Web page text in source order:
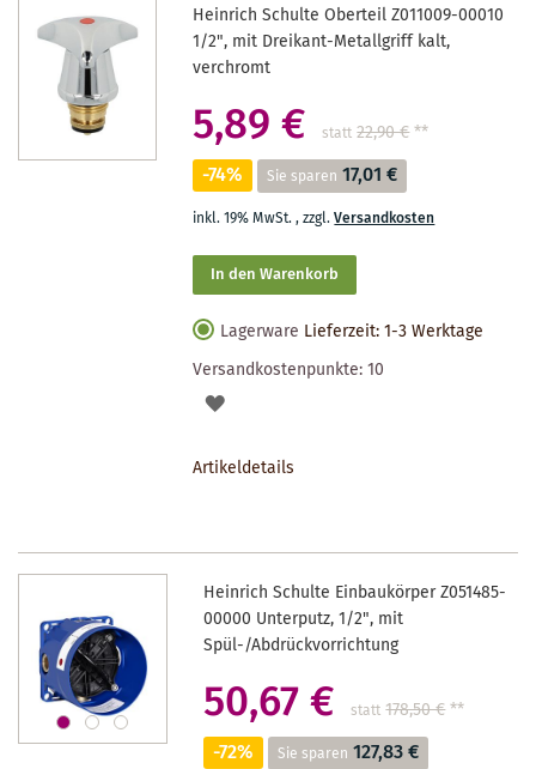
Heinrich Schulte Oberteil Z011009-00010
1/2", mit Dreikant-Metallgriff kalt,
verchromt
5,89 € statt 22,90 €**
-74% Sie sparen 17,01 €
inkl. 19% MwSt.,zzgl.Versandkosten
In den Warenkorb
Lagerware Lieferzeit: 1-3 Werktage
Versandkostenpunkte:10
AUF
Artikeldetails
Heinrich Schulte Einbaukörper Z051485-
00000 Unterputz, 1/2", mit
Spül-/Abdrückvorrichtung
50,67 € statt 178,50 €**
-72% Sie sparen 127,83 €